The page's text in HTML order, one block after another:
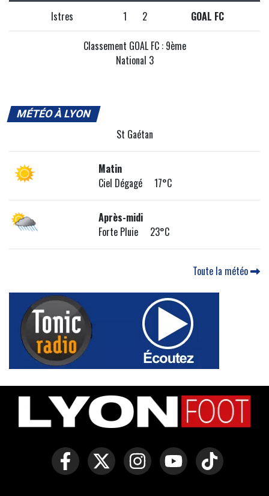
Istres 1 2 GOAL FC
Classement GOAL FC : 9ème
National 3
MÉTÉO À LYON
St Gaétan
Matin
Ciel Dégagé 17°C
Après-midi
Forte Pluie 23°C
Toute la météo